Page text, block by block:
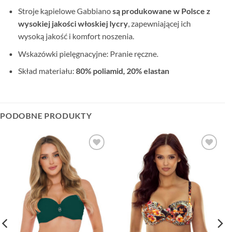
Stroje kąpielowe Gabbianosą produkowane w Polsce z
wysokiej jakości włoskiej lycry, zapewniającej ich
wysoką jakość i komfort noszenia.
Wskazówki pielęgnacyjne: Pranie ręczne.
Skład materiału: 80% poliamid, 20% elastan
PODOBNE PRODUKTY